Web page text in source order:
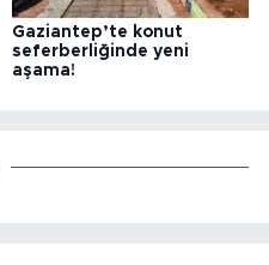
Gaziantep’te konut
seferberliğinde yeni
aşama!